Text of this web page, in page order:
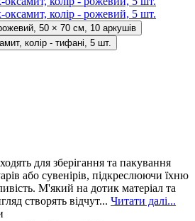
50 × 70 см, 10 аркушів
колір - тифані, 5 шт.
для зберігання та пакування
або сувенірів, підкреслюючи їхню
М'який на дотик матеріал та
створять відчут... Читати далі...